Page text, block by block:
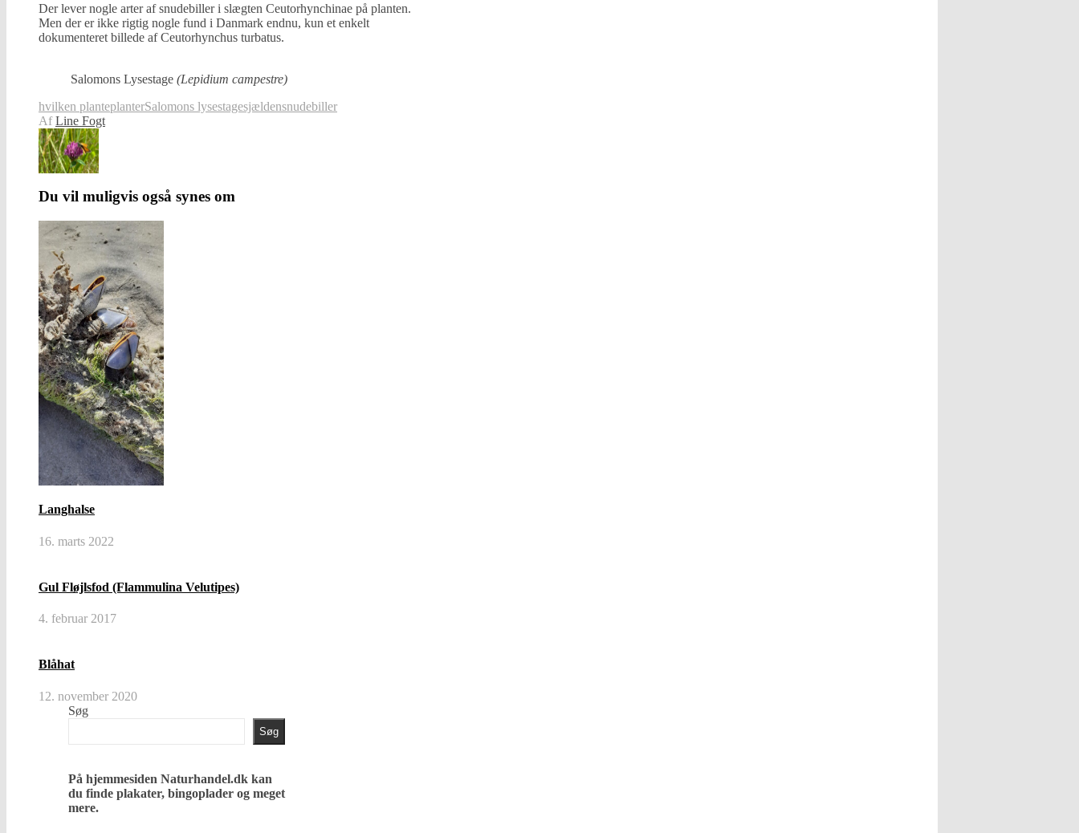
Der lever nogle arter af snudebiller i slægten Ceutorhynchinae på planten.
Men der er ikke rigtig nogle fund i Danmark endnu, kun et enkelt
dokumenteret billede af Ceutorhynchus turbatus.
Salomons Lysestage (Lepidium campestre)
hvilken planteplanterSalomons lysestagesjældensnudebiller
AfLine Fogt
Du vil muligvis også synes om
Langhalse
16. marts 2022
Gul Fløjlsfod (Flammulina Velutipes)
4. februar 2017
Blåhat
12. november 2020
Søg
Søg
På hjemmesiden Naturhandel.dk kan
du finde plakater, bingoplader og meget
mere.